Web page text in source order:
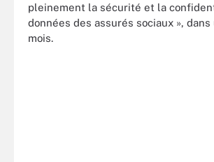
pleinement la sécurité et la
données des assurés sociaux »,
mois.